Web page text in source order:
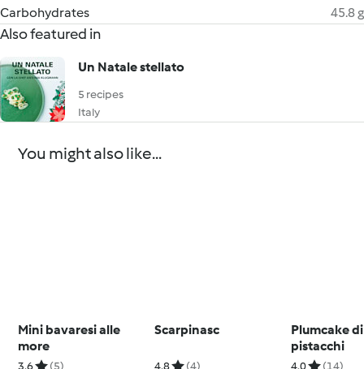
Carbohydrates
45.8 g
Also featured in
Un Natale stellato
5 recipes
Italy
You might also like...
Mini bavaresi alle
more
3.6 (5)
Scarpinasc
4.8 (4)
Plumcake
pistacchi
4.0 (14)